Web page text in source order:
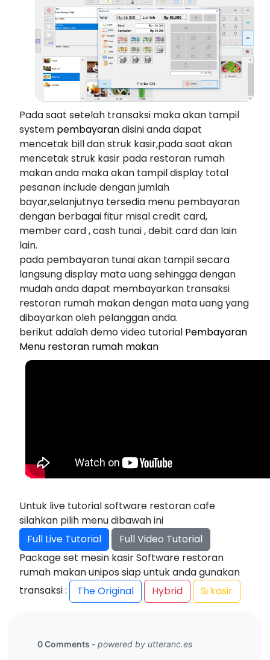
Pada saat setelah transaksi maka akan tampil
system pembayarandisini anda dapat
mencetak bill dan struk kasir,pada saat akan
mencetak struk kasir pada restoran rumah
makan anda maka akan tampil display total
pesanan include dengan jumlah
bayar,selanjutnya tersedia menu pembayaran
dengan berbagai fitur misal credit card,
member card , cash tunai , debit card dan lain
lain.
pada pembayaran tunai akan tampil secara
langsung display mata uang sehingga dengan
mudah anda dapat membayarkan transaksi
restoran rumah makan dengan mata uang yang
dibayarkan oleh pelanggan anda.
berikut adalah demo video tutorial Pembayaran
Menu restoran rumah makan
Untuk live tutorial software restoran cafe
silahkan pilih menu dibawah ini
Full Live Tutorial
Full Video Tutorial
Package set mesin kasir Software restoran
rumah makan unipos siap untuk anda gunakan
transaksi :
The Original Hybrid Si kasir